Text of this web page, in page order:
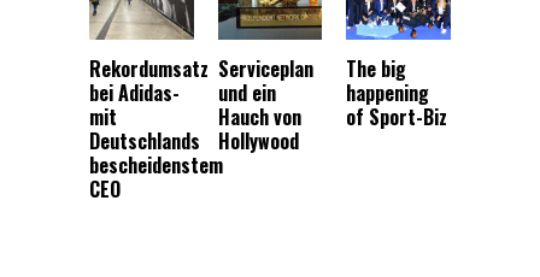
Rekordumsatz
bei Adidas-
mit
Deutschlands
bescheidenstem
CEO
Serviceplan
und ein
Hauch von
Hollywood
The big
happening
of Sport-Biz